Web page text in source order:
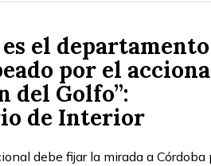
el departamento
por el
del Golfo”:
de Interior
debe fijar la mirada a Córdoba